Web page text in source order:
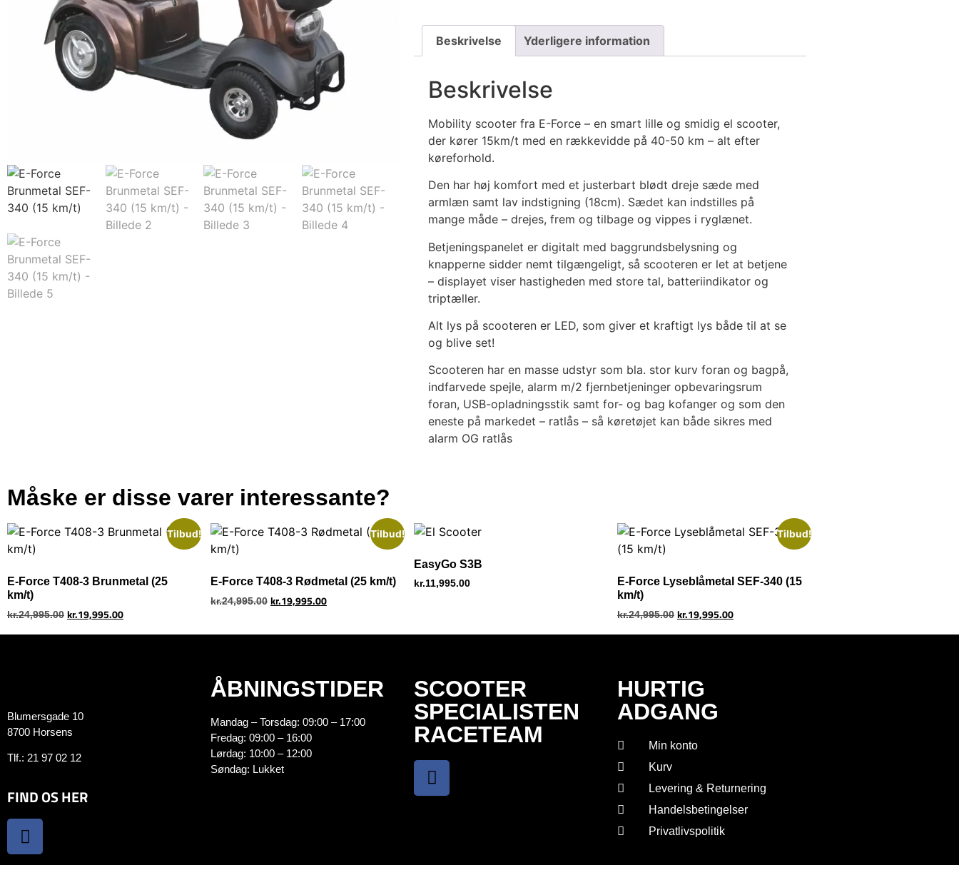
Beskrivelse Yderligere information
Beskrivelse
Mobility scooter fra E-Force – en smart lille og smidig el scooter,
der kører 15km/t med en rækkevidde på 40-50 km – alt efter
køreforhold.
Den har høj komfort med et justerbart blødt dreje sæde med
armlæn samt lav indstigning (18cm). Sædet kan indstilles på
mange måde – drejes, frem og tilbage og vippes i ryglænet.
Betjeningspanelet er digitalt med baggrundsbelysning og
knapperne sidder nemt tilgængeligt, så scooteren er let at betjene
– displayet viser hastigheden med store tal, batteriindikator og
triptæller.
Alt lys på scooteren er LED, som giver et kraftigt lys både til at se
og blive set!
Scooteren har en masse udstyr som bla. stor kurv foran og bagpå,
indfarvede spejle, alarm m/2 fjernbetjeninger opbevaringsrum
foran, USB-opladningsstik samt for- og bag kofanger og som den
eneste på markedet – ratlås – så køretøjet kan både sikres med
alarm OG ratlås
Måske er disse varer interessante?
Tilbud!
E-Force T408-3 Brunmetal (25
km/t)
kr.24,995.00 kr.19,995.00
Tilbud!
E-Force T408-3 Rødmetal (25 km/t)
kr.24,995.00 kr.19,995.00
EasyGo S3B
kr.11,995.00
Tilbud!
E-Force Lyseblåmetal SEF-340 (15
km/t)
kr.24,995.00 kr.19,995.00
Blumersgade 10
8700 Horsens
Tlf.: 21 97 02 12
FIND OS HER
ÅBNINGSTIDER
Mandag – Torsdag: 09:00 – 17:00
Fredag: 09:00 – 16:00
Lørdag: 10:00 – 12:00
Søndag: Lukket
SCOOTER
SPECIALISTEN
RACETEAM
HURTIG
ADGANG
Min konto
Kurv
Levering & Returnering
Handelsbetingelser
Privatlivspolitik